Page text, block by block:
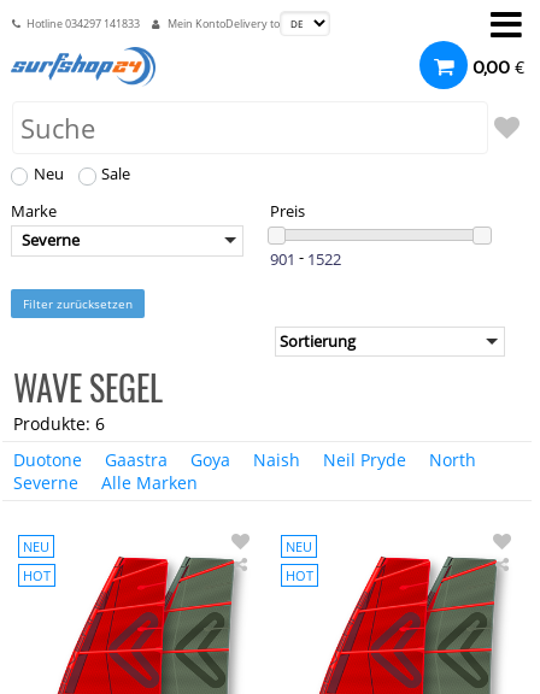
Hotline034297 141833 Mein KontoDelivery to
0,00 €
Neu
Sale
Marke
Severne
Preis
-
Filter zurücksetzen
WAVE SEGEL
Produkte: 6
Duotone
Gaastra Goya Naish Neil Pryde
North
Severne
Alle Marken
NEU
HOT
Severne
NEU
HOT